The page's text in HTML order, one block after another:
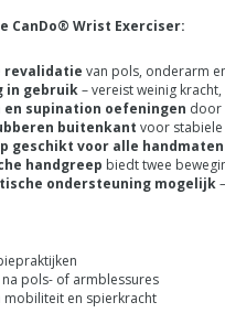
CanDo® Wrist Exerciser:
revalidatie van pols, onderarm
in gebruik– vereist weinig
en supination oefeningen door
buitenkant voor stabiele
geschikt voor alle handmaten
handgreep biedt twee
ondersteuning mogelijk
na pols- of armblessures
mobiliteit en spierkracht